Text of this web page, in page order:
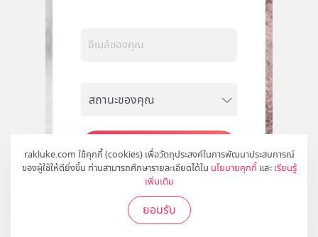
rakluke.com ใช้คุกกี้ (cookies) เพื่อวัตถุประสงค์ในการพัฒนาประสบการณ์
ของผู้ใช้ให้ดียิ่งขึ้น ท่านสามารถศึกษารายละเอียดได้ใน นโยบายคุกกี้ และ เรียนรู้
เพิ่มเติม
ยอมรับ
สมัคร
ติดตามเราได้ที่